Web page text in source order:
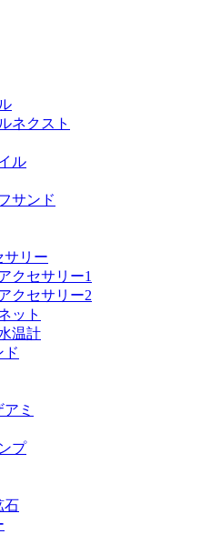
ネクスト
ル
サンド
サリー
クセサリー1
クセサリー2
ット
温計
ド
ミ
プ
石